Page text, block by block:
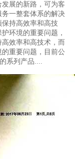
展的新路，可为客
一整套体系的解决
持高效率和高技
环境的重要问题，
效率和高技术，而
重要问题，目前公
系列产品....